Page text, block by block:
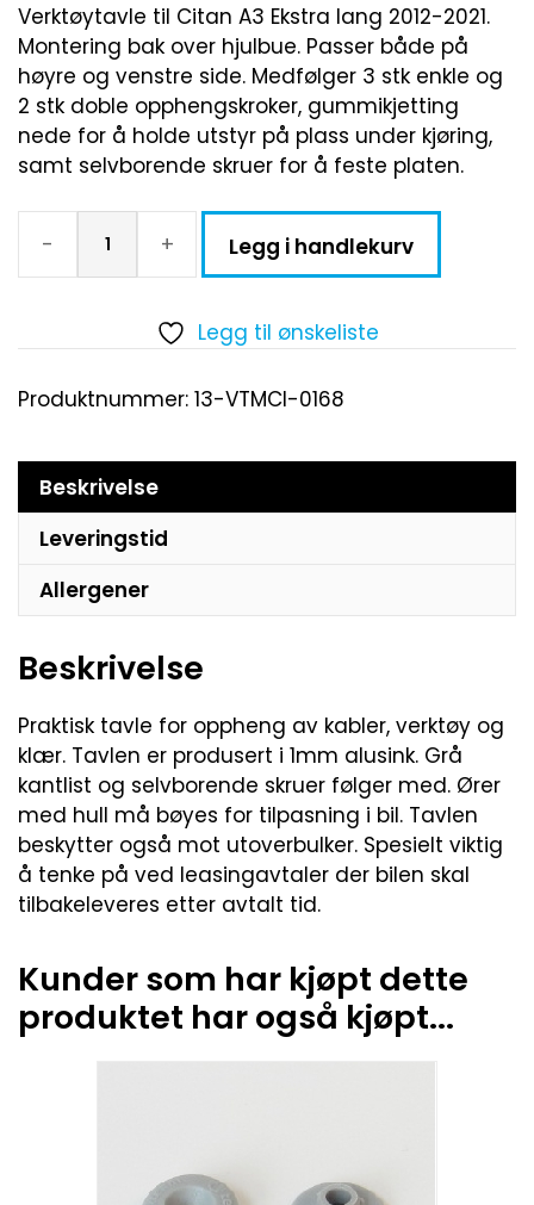
Verktøytavle til Citan A3 Ekstra lang 2012-2021.
Montering bak over hjulbue. Passer både på
høyre og venstre side. Medfølger 3 stk enkle og
2 stk doble opphengskroker, gummikjetting
nede for å holde utstyr på plass under kjøring,
samt selvborende skruer for å feste platen.
- + Legg i handlekurv
Legg til ønskeliste
Produktnummer: 13-VTMCI-0168
Beskrivelse
Leveringstid
Allergener
Beskrivelse
Praktisk tavle for oppheng av kabler, verktøy og
klær. Tavlen er produsert i 1mm alusink. Grå
kantlist og selvborende skruer følger med. Ører
med hull må bøyes for tilpasning i bil. Tavlen
beskytter også mot utoverbulker. Spesielt viktig
å tenke på ved leasingavtaler der bilen skal
tilbakeleveres etter avtalt tid.
Kunder som har kjøpt dette
produktet har også kjøpt...